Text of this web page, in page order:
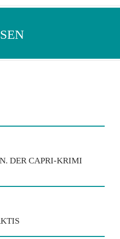
DER CAPRI-KRIMI